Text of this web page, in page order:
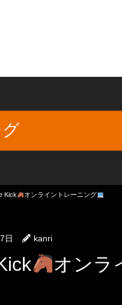
Kick オンライントレーニング
日 kanri
オンラ